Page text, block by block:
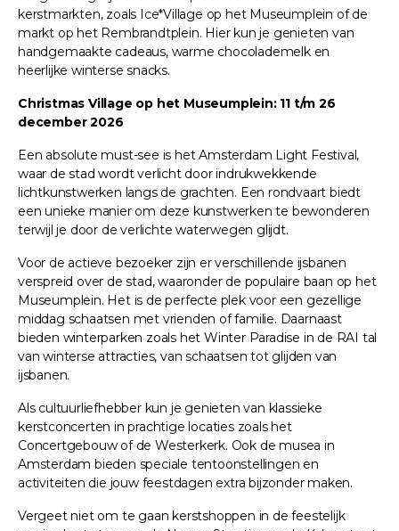
kerstmarkten, zoals Ice*Village op het Museumplein of de
markt op het Rembrandtplein. Hier kun je genieten van
handgemaakte cadeaus, warme chocolademelk en
heerlijke winterse snacks.
Christmas Village op het Museumplein: 11 t/m 26
december 2026
Een absolute must-see is het Amsterdam Light Festival,
waar de stad wordt verlicht door indrukwekkende
lichtkunstwerken langs de grachten. Een rondvaart biedt
een unieke manier om deze kunstwerken te bewonderen
terwijl je door de verlichte waterwegen glijdt.
Voor de actieve bezoeker zijn er verschillende ijsbanen
verspreid over de stad, waaronder de populaire baan op het
Museumplein. Het is de perfecte plek voor een gezellige
middag schaatsen met vrienden of familie. Daarnaast
bieden winterparken zoals het Winter Paradise in de RAI tal
van winterse attracties, van schaatsen tot glijden van
ijsbanen.
Als cultuurliefhebber kun je genieten van klassieke
kerstconcerten in prachtige locaties zoals het
Concertgebouw of de Westerkerk. Ook de musea in
Amsterdam bieden speciale tentoonstellingen en
activiteiten die jouw feestdagen extra bijzonder maken.
Vergeet niet om te gaan kerstshoppen in de feestelijk